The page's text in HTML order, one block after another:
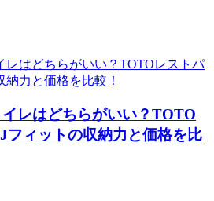
レはどちらがいい？TOTO
ィットの収納力と価格を比